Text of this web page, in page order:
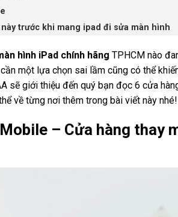
này trước khi mang ipad đi sửa màn hình
hình iPad chính hãng TPHCM nào
một lựa chọn sai lầm cũng có thể
sẽ giới thiệu đến quý bạn đọc 6 cửa
về từng nơi thêm trong bài viết này nhé!
– Cửa hàng thay